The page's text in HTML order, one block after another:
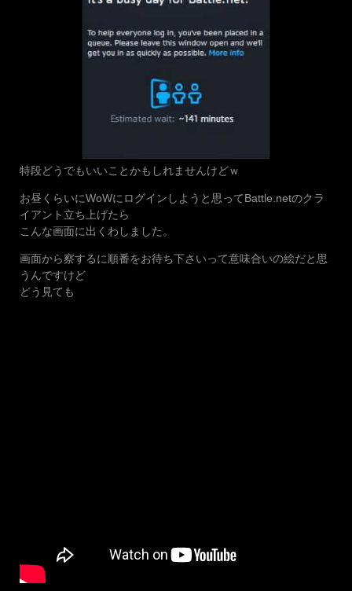
特段どうでもいいことかもしれませんけどｗ
お昼くらいにWoWにログインしようと思ってBattle.netのクラ
イアント立ち上げたら
こんな画面に出くわしました。
画面から察するに順番をお待ち下さいって意味合いの絵だと思
うんですけど
どう見ても